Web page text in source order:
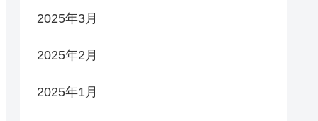
2025年3月
2025年2月
2025年1月